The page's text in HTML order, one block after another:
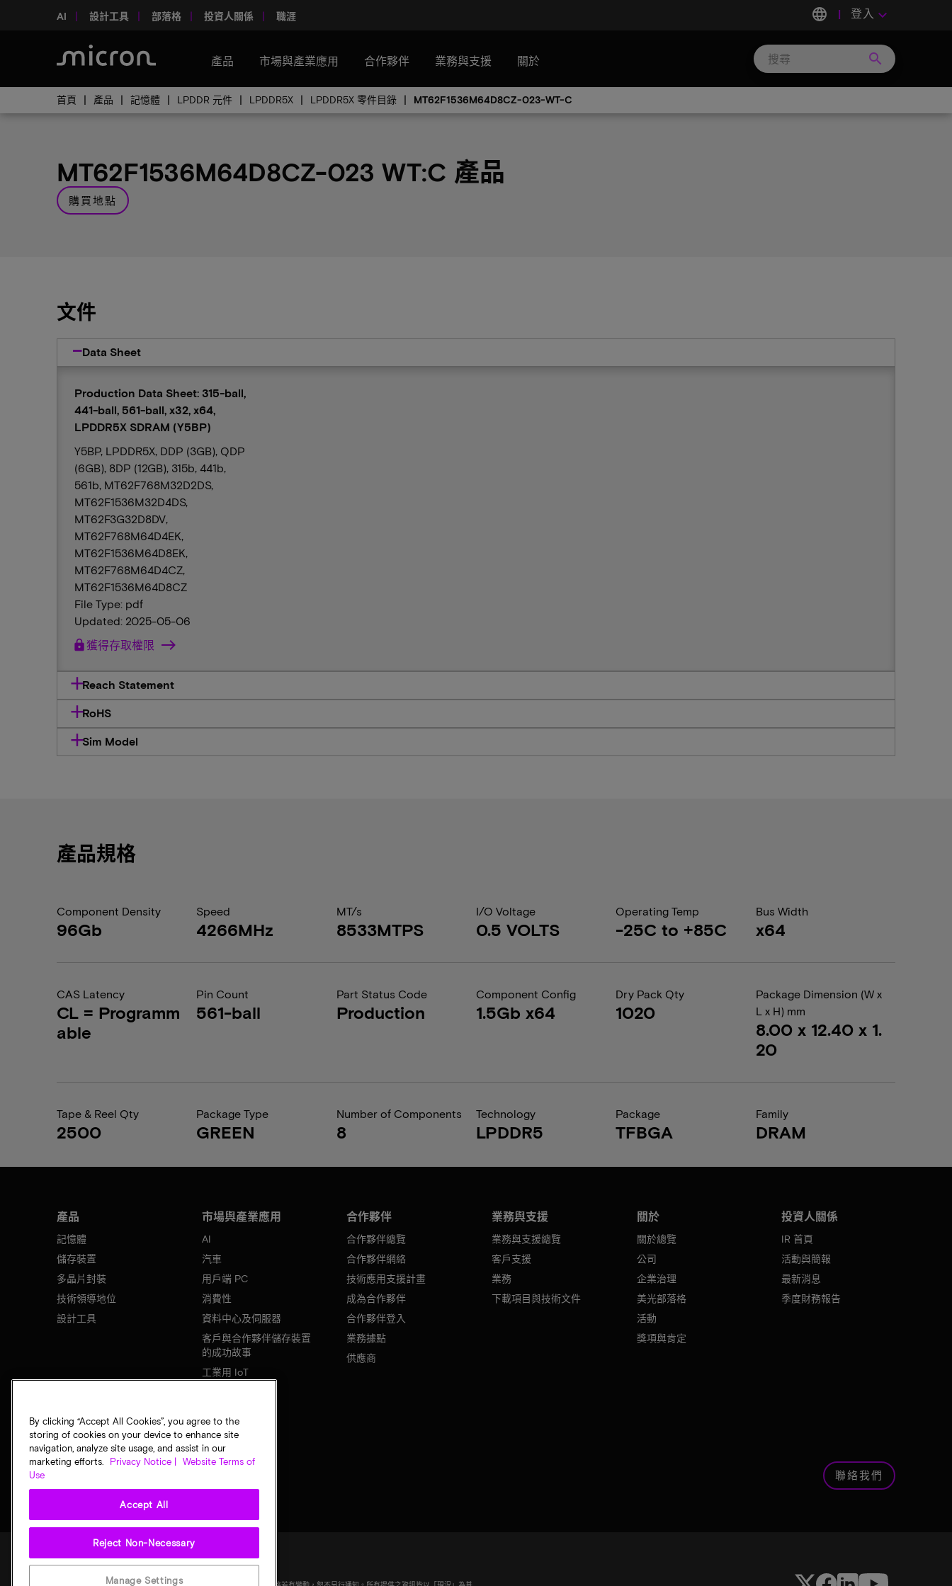
AI 設計工具 部落格 投資人關係 職涯 language 登入 keyboard_arrow_down
產品 市場與產業應用 合作夥伴 業務與支援 關於 search
首頁 產品 記憶體 LPDDR 元件 LPDDR5X LPDDR5X 零件目錄 MT62F1536M64D8CZ-023-WT-C
MT62F1536M64D8CZ-023 WT:C 產品
購買地點
文件
Data Sheet
Production Data Sheet: 315-ball,
441-ball, 561-ball, x32, x64,
LPDDR5X SDRAM (Y5BP)
Y5BP, LPDDR5X, DDP (3GB), QDP
(6GB), 8DP (12GB), 315b, 441b,
561b, MT62F768M32D2DS,
MT62F1536M32D4DS,
MT62F3G32D8DV,
MT62F768M64D4EK,
MT62F1536M64D8EK,
MT62F768M64D4CZ,
MT62F1536M64D8CZ
File Type: pdf
Updated: 2025-05-06
lock 獲得存取權限
Reach Statement
RoHS
Sim Model
產品規格
Component Density
96Gb
Speed
4266MHz
MT/s
8533MTPS
I/O Voltage
0.5 VOLTS
Operating Temp
-25C to +85C
Bus Width
x64
CAS Latency
CL = Programm
able
Pin Count
561-ball
Part Status Code
Production
Component Config
1.5Gb x64
Dry Pack Qty
1020
Package Dimension (W x
L x H) mm
8.00 x 12.40 x 1.
20
Tape & Reel Qty
2500
Package Type
GREEN
Number of Components
8
Technology
LPDDR5
Package
TFBGA
Family
DRAM
產品
記憶體
儲存裝置
多晶片封裝
技術領導地位
設計工具
市場與產業應用
AI
汽車
用戶端 PC
消費性
資料中心及伺服器
客戶與合作夥伴儲存裝置
的成功故事
工業用 IoT
合作夥伴
合作夥伴總覽
合作夥伴網絡
技術應用支援計畫
成為合作夥伴
合作夥伴登入
業務據點
供應商
業務與支援
業務與支援總覽
客戶支援
業務
下載項目與技術文件
關於
關於總覽
公司
企業治理
美光部落格
活動
獎項與肯定
投資人關係
IR 首頁
活動與簡報
最新消息
季度財務報告
聯絡我們
法律美光隱私公告銷售條款您的隱私選擇
By clicking “Accept All Cookies”, you agree to the
storing of cookies on your device to enhance site
navigation, analyze site usage, and assist in our
marketing efforts.
Privacy Notice |
Website Terms of
Use
Accept All
Reject Non-Necessary
Manage Settings